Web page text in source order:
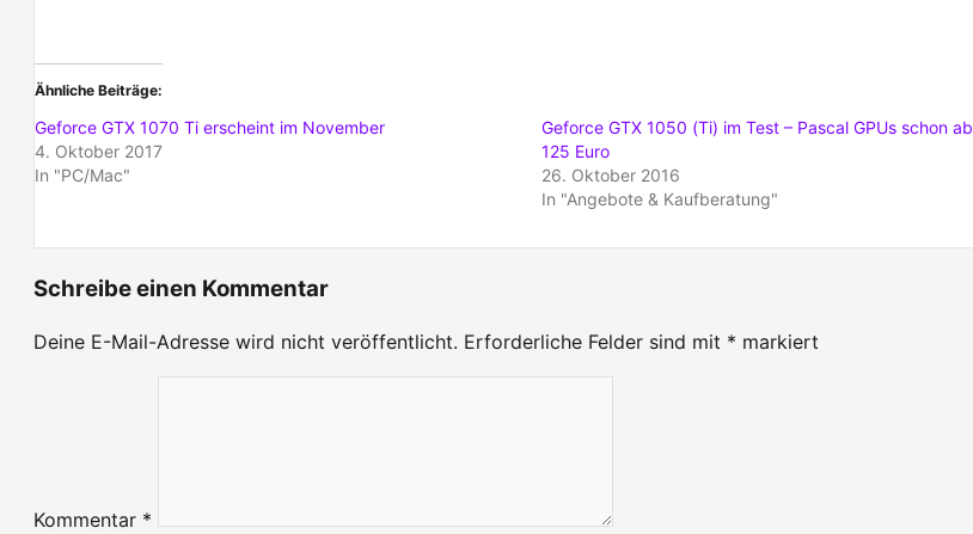
Ähnliche Beiträge
Geforce GTX 1070 Ti erscheint im November
4. Oktober 2017
In "PC/Mac"
Geforce GTX 1050 (Ti) im Test – Pascal GPUs schon ab
125 Euro
26. Oktober 2016
In "Angebote & Kaufberatung"
Schreibe einen Kommentar
Deine E-Mail-Adresse wird nicht veröffentlicht. Erforderliche Felder sind mit * markiert
Kommentar *